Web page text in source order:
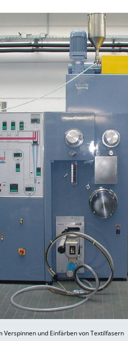
Verspinnen und Einfärben von Textilfasern